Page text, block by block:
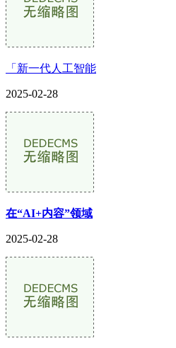
「新一代人工智能
2025-02-28
在“AI+内容”领域
2025-02-28